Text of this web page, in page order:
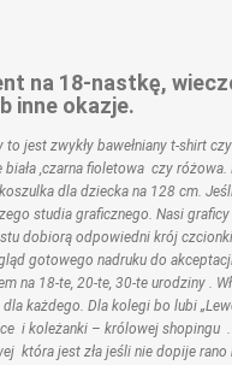
na 18-nastkę,
inne okazje.
to jest zwykły bawełniany t-shirt
biała ,czarna fioletowa czy różowa.
dla dziecka na 128 cm.
studia graficznego. Nasi
dobiorą odpowiedni krój
gotowego nadruku do
na 18-te, 20-te, 30-te urodziny .
każdego. Dla kolegi bo lubi
i koleżanki – królowej shopingu
która jest zła jeśli nie dopije